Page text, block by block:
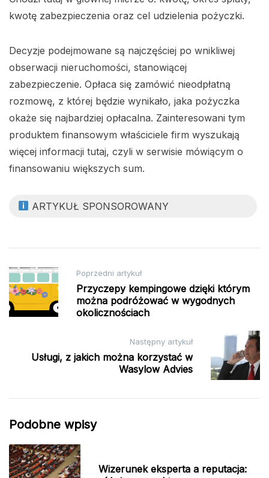
kwotę zabezpieczenia oraz cel udzielenia pożyczki.
Decyzje podejmowane są najczęściej po wnikliwej
obserwacji nieruchomości, stanowiącej
zabezpieczenie. Opłaca się zamówić nieodpłatną
rozmowę, z której będzie wynikało, jaka pożyczka
okaże się najbardziej opłacalna. Zainteresowani tym
produktem finansowym właściciele firm wyszukają
więcej informacji tutaj, czyli w serwisie mówiącym o
finansowaniu większych sum.
ARTYKUŁ SPONSOROWANY
Nawigacja
wpisu
Poprzedni artykuł
Przyczepy kempingowe dzięki którym
można podróżować w wygodnych
okolicznościach
Następny artykuł
Usługi, z jakich można korzystać w
Wasylow Advies
Podobne wpisy
Wizerunek eksperta a reputacja: